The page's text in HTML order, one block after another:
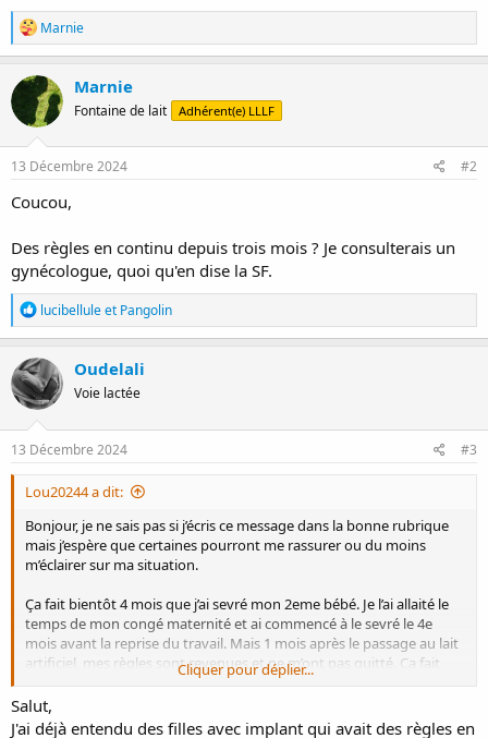
R
é
a
c
t
i
o
n
s
Marnie
Marnie
Fontaine de lait Adhérent(e) LLLF
13 Décembre 2024 #2
Coucou,
Des règles en continu depuis trois mois ? Je consulterais un
gynécologue, quoi qu'en dise la SF.
R
é
a
c
t
i
o
n
s
lucibelluleet Pangolin
Oudelali
Voie lactée
13 Décembre 2024 #3
Lou20244 a dit:
Bonjour, je ne sais pas si j’écris ce message dans la bonne rubrique
mais j’espère que certaines pourront me rassurer ou du moins
m’éclairer sur ma situation.
Ça fait bientôt 4 mois que j’ai sevré mon 2eme bébé. Je l’ai allaité le
temps de mon congé maternité et ai commencé à le sevré le 4e
mois avant la reprise du travail. Mais 1 mois après le passage au lait
artificiel, mes règles sont revenues et ne m’ont pas quitté. Ça fait
maintenant presque 3 mois que j’ai mes règles en continu avec des
micro pauses de demi journée. Elles ne sont pas abondantes mais
c’est désagréable de les avoir en permanence, y compris pour
Cliquer pour déplier...
Salut,
J'ai déjà entendu des filles avec implant qui avait des règles en